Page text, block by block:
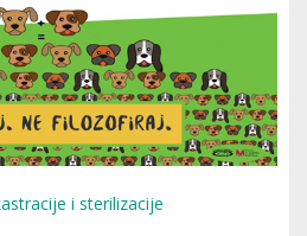
i sterilizacije